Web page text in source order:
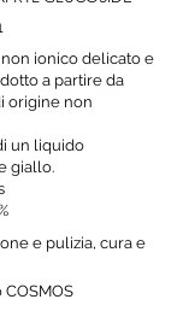
ionico delicato e
a partire da
origine non
un liquido
giallo.
e pulizia, cura e